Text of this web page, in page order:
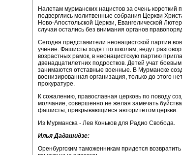
Налетам мурманских нацистов за очень короткий
подверглись молитвенные собрания Церкви
Ново-Апостольской Церкви, Евангелической
случаи остались без внимания органов
Сегодня представители неонацистской партии
учение. Фашисты ходят по школам, ведут
возрастных рамок, в неонацистскую партию
двенадцатилетних подростков. Детей учат
занимаются отставные военные. В Мурманске
военизированная организация, только до этого
прокуратуре.
К сожалению, православная церковь по поводу
молчание, совершенно не желая замечать
фашисты, прикрывающиеся авторитетом церкви.
Из Мурманска - Лев Коньков для Радио Свобода.
Илья Дадашидзе:
Оренбургским таможенникам придется